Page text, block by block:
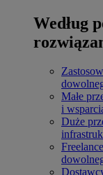
Według
Małe
i
Duże